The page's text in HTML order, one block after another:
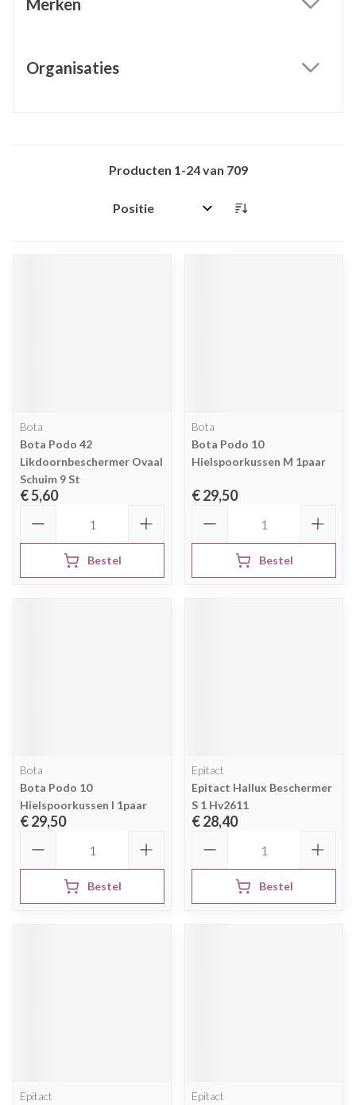
Merken
Organisaties
Producten 1-24van 709
Sorteer op:
Bota
Bota Podo 42
Likdoornbeschermer Ovaal
Schuim 9 St
€ 5,60
Bestel
Bota
Bota Podo 10
Hielspoorkussen M 1paar
€ 29,50
Bestel
Bota
Bota Podo 10
Hielspoorkussen l 1paar
€ 29,50
Bestel
Epitact
Epitact Hallux Beschermer
S 1 Hv2611
€ 28,40
Bestel
Epitact
Epitact